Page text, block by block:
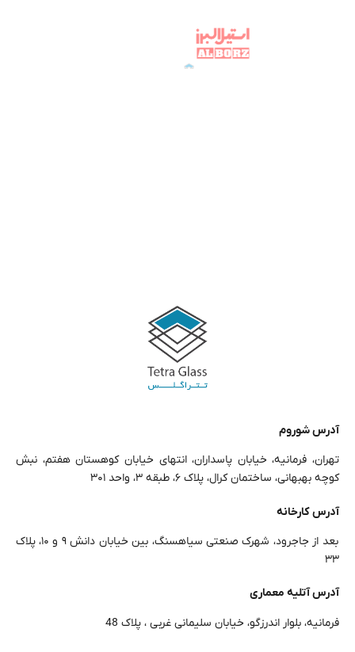
آدرس شوروم
تهران، فرمانیه، خیابان پاسداران، انتهای خیابان کوهستان هفتم، نبش
کوچه بهبهانی، ساختمان کرال، پلاک ۶، طبقه ۳، واحد ۳۰۱
آدرس کارخانه
بعد از جاجرود، شهرک صنعتی سیاهسنگ، بین خیابان دانش ۹ و ۱۰، پلاک
۳۳
آدرس آتلیه معماری
فرمانیه، بلوار اندرزگو، خیابان سلیمانی غربی ، پلاک 48